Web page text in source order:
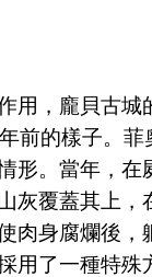
用，龐貝古城
前的樣子。菲
形。當年，在
灰覆蓋其上，
肉身腐爛後，
用了一種特殊